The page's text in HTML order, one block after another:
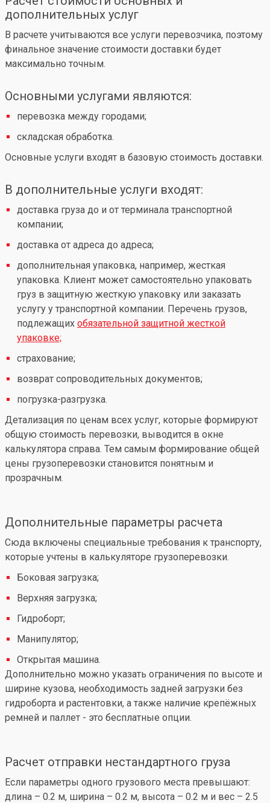
дополнительных услуг
В расчете учитываются все услуги перевозчика, поэтому
финальное значение стоимости доставки будет
максимально точным.
Основными услугами являются:
перевозка между городами;
складская обработка.
Основные услуги входят в базовую стоимость доставки.
В дополнительные услуги входят:
доставка груза до и от терминала транспортной
компании;
доставка от адреса до адреса;
дополнительная упаковка, например, жесткая
упаковка. Клиент может самостоятельно упаковать
груз в защитную жесткую упаковку или заказать
услугу у транспортной компании. Перечень грузов,
подлежащих обязательной защитной жесткой
упаковке;
страхование;
возврат сопроводительных документов;
погрузка-разгрузка.
Детализация по ценам всех услуг, которые формируют
общую стоимость перевозки, выводится в окне
калькулятора справа. Тем самым формирование общей
цены грузоперевозки становится понятным и
прозрачным.
Дополнительные параметры расчета
Сюда включены специальные требования к транспорту,
которые учтены в калькуляторе грузоперевозки.
Боковая загрузка;
Верхняя загрузка;
Гидроборт;
Манипулятор;
Открытая машина.
Дополнительно можно указать ограничения по высоте и
ширине кузова, необходимость задней загрузки без
гидроборта и растентовки, а также наличие крепёжных
ремней и паллет - это бесплатные опции.
Расчет отправки нестандартного груза
Если параметры одного грузового места превышают:
длина – 0.2 м, ширина – 0.2 м, высота – 0.2 м и вес – 2.5